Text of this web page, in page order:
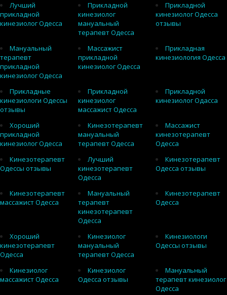
Лучший
прикладной
кинезиолог Одесса
Прикладной
кинезиолог
мануальный
терапевт Одесса
Прикладной
кинезиолог Одесса
отзывы
Мануальный
терапевт
прикладной
кинезиолог Одесса
Массажист
прикладной
кинезиолог Одесса
Прикладная
кинезиология Одесса
Прикладные
кинезиологи Одессы
отзывы
Прикладной
кинезиолог
массажист Одесса
Прикладной
кинезиолог Одасса
Хороший
прикладной
кинезиолог Одесса
Кинезотерапевт
мануальный
терапевт Одесса
Массажист
кинезотерапевт
Одесса
Кинезотерапевт
Одессы отзывы
Лучший
кинезотерапевт
Одесса
Кинезотерапевт
Одесса отзывы
Кинезотерапевт
массажист Одесса
Мануальный
терапевт
кинезотерапевт
Одесса
Кинезотерапевт
Одесса
Хороший
кинезотерапевт
Одесса
Кинезиолог
мануальный
терапевт Одесса
Кинезиологи
Одессы отзывы
Кинезиолог
массажист Одесса
Кинезиолог
Одесса отзывы
Мануальный
терапевт кинезиолог
Одесса